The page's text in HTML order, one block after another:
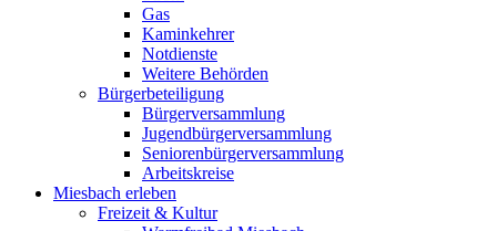
Gas
Kaminkehrer
Notdienste
Weitere Behörden
Bürgerbeteiligung
Bürgerversammlung
Jugendbürgerversammlung
Seniorenbürgerversammlung
Arbeitskreise
Miesbach erleben
Freizeit & Kultur